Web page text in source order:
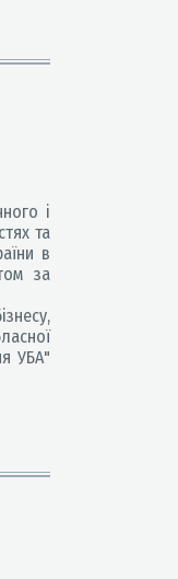
і
та
в
за
УБА"